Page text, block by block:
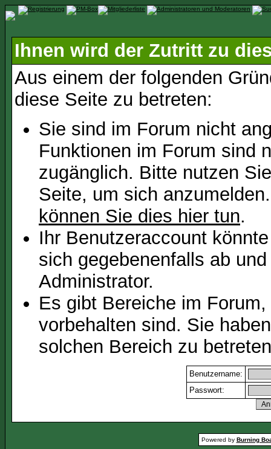
Ihnen wird der Zutritt zu
Aus einem der folgenden
diese Seite zu betreten:
Sie sind im Forum nicht
Funktionen im Forum sind
zugänglich. Bitte nutzen
Seite, um sich
können Sie dies hier tun.
Ihr Benutzeraccount
sich gegebenenfalls ab
Administrator.
Es gibt Bereiche im
vorbehalten sind. Sie
solchen Bereich zu
Benutzername:
Passwort:
Powered by Burning